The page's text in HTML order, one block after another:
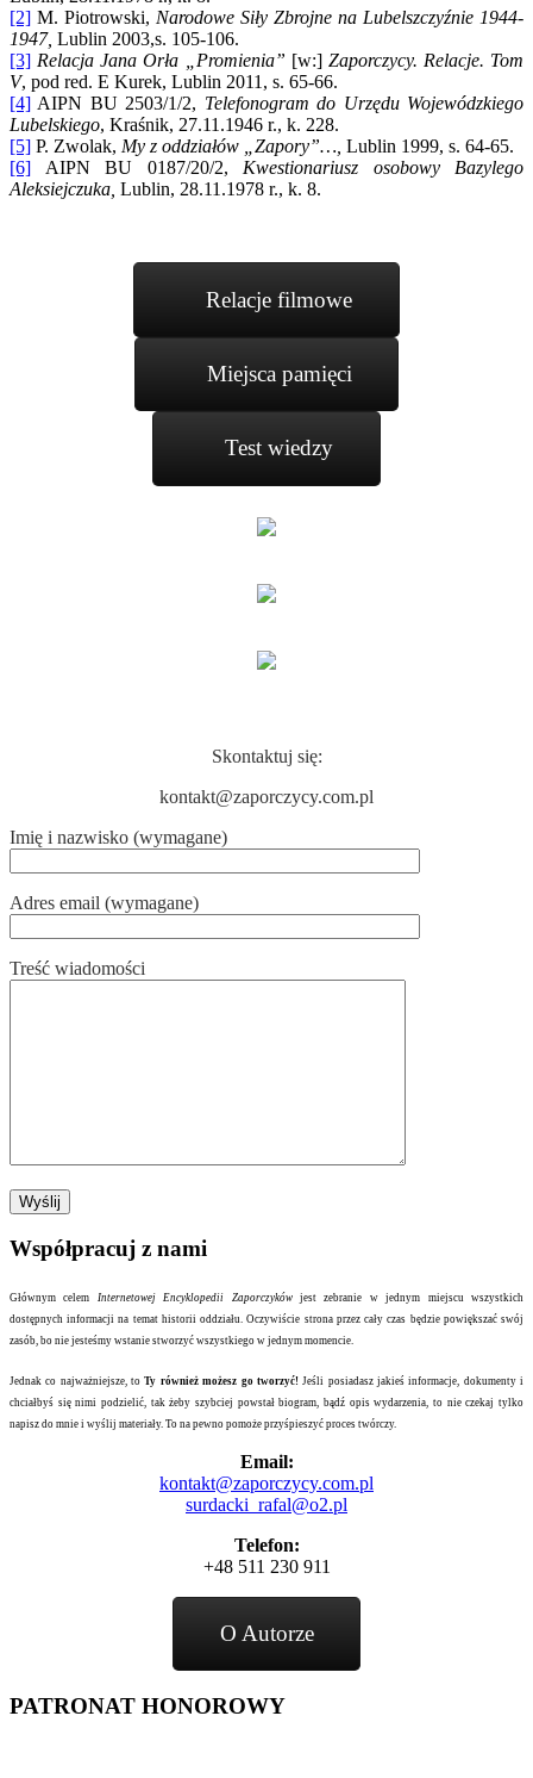
[2] M. Piotrowski, Narodowe Siły Zbrojne na Lubelszczyźnie 1944-
1947, Lublin 2003,s. 105-106.
[3] Relacja Jana Orła „Promienia” [w:] Zaporczycy. Relacje. Tom
V, pod red. E Kurek, Lublin 2011, s. 65-66.
[4] AIPN BU 2503/1/2, Telefonogram do Urzędu Wojewódzkiego
Lubelskiego, Kraśnik, 27.11.1946 r., k. 228.
[5] P. Zwolak, My z oddziałów „Zapory”…, Lublin 1999, s. 64-65.
[6] AIPN BU 0187/20/2, Kwestionariusz osobowy Bazylego
Aleksiejczuka, Lublin, 28.11.1978 r., k. 8.
Relacje filmowe
Miejsca pamięci
Test wiedzy
Skontaktuj się:
kontakt@zaporczycy.com.pl
Imię i nazwisko (wymagane)
Adres email (wymagane)
Treść wiadomości
Współpracuj z nami
Głównym celem Internetowej Encyklopedii Zaporczykówjest zebranie w jednym miejscu wszystkich
dostępnych informacji na temat historii oddziału. Oczywiście strona przez cały czas będzie powiększać swój
zasób, bo nie jesteśmy wstanie stworzyć wszystkiego w jednym momencie.
Jednak co najważniejsze, toTy również możesz go tworzyć!Jeśli posiadasz jakieś informacje, dokumenty i
chciałbyś się nimi podzielić, tak żeby szybciej powstał biogram, bądź opis wydarzenia, to nie czekaj tylko
napisz do mnie i wyślij materiały. To na pewno pomoże przyśpieszyć proces twórczy.
Email:
kontakt@zaporczycy.com.pl
surdacki_rafal@o2.pl
Telefon:
+48 511 230 911
O Autorze
PATRONAT HONOROWY